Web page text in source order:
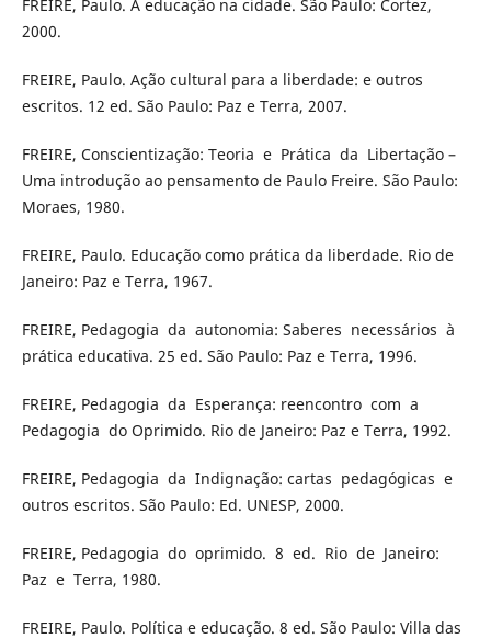
FREIRE, Paulo. A educação na cidade. São Paulo: Cortez,
2000.
FREIRE, Paulo. Ação cultural para a liberdade: e outros
escritos. 12 ed. São Paulo: Paz e Terra, 2007.
FREIRE, Conscientização: Teoria e Prática da Libertação –
Uma introdução ao pensamento de Paulo Freire. São Paulo:
Moraes, 1980.
FREIRE, Paulo. Educação como prática da liberdade. Rio de
Janeiro: Paz e Terra, 1967.
FREIRE, Pedagogia da autonomia: Saberes necessários à
prática educativa. 25 ed. São Paulo: Paz e Terra, 1996.
FREIRE, Pedagogia da Esperança: reencontro com a
Pedagogia do Oprimido. Rio de Janeiro: Paz e Terra, 1992.
FREIRE, Pedagogia da Indignação: cartas pedagógicas e
outros escritos. São Paulo: Ed. UNESP, 2000.
FREIRE, Pedagogia do oprimido. 8 ed. Rio de Janeiro:
Paz e Terra, 1980.
FREIRE, Paulo. Política e educação. 8 ed. São Paulo: Villa das